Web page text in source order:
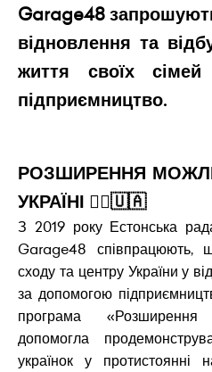
Garage48
відновлення та
життя своїх
підприємництво.
РОЗШИРЕННЯ
УКРАЇНІ 👱‍♀️🇺🇦
З 2019 року Естонська
Garage48 співпрацюють,
сходу та центру України у
за допомогою
програма
допомогла
українок у протистоянні